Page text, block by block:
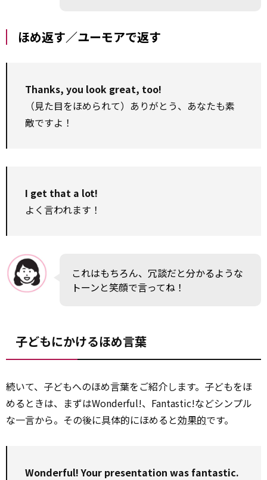
ほめ返す／ユーモアで返す
Thanks, you look great, too!
（見た目をほめられて）ありがとう、あなたも素
敵ですよ！
I get that a lot!
よく言われます！
これはもちろん、冗談だと分かるような
トーンと笑顔で言ってね！
子どもにかけるほめ言葉
続いて、子どもへのほめ言葉をご紹介します。子どもをほ
めるときは、まずはWonderful!、Fantastic!などシンプル
な一言から。その後に具体的にほめると効果的です。
Wonderful! Your presentation was fantastic.